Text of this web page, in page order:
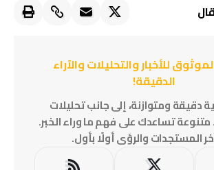
للأخبار والتحليلات والآراء
الدقيقة!
دقيقة ومتوازنة، إلى جانب تحليلات
تساعدك على فهم ما وراء الخبر.
المستجدات والرؤى أولًا بأول.